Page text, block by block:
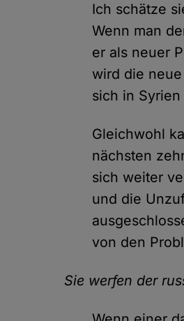
Ich schätze
Wenn man
er als neuer
wird die
sich in
Gleichwohl
nächsten
sich weiter
und die
von den
Sie werfen der